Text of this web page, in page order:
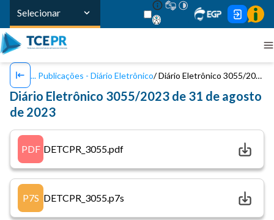
Selecionar
Publicações - Diário Eletrônico Diário Eletrônico 3055/2023 de 31 de agosto de 2023
Diário Eletrônico 3055/2023 de 31 de agosto
de 2023
PDF DETCPR_3055.pdf
P7S DETCPR_3055.p7s